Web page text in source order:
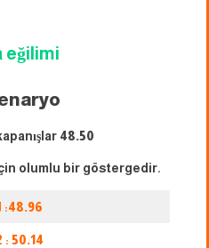
eğilimi
48.50
olumlu bir göstergedir.
:48.96
: 50.14